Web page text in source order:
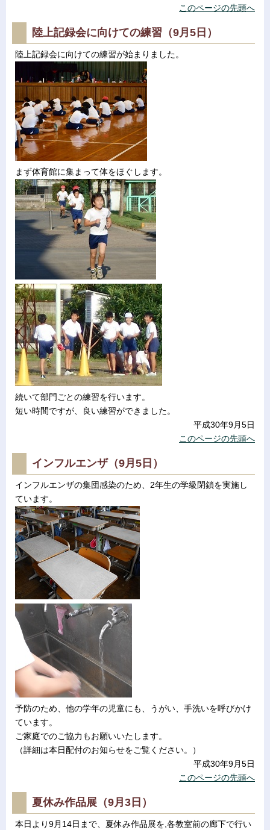
このページの先頭へ
陸上記録会に向けての練習（9月5日）
陸上記録会に向けての練習が始まりました。
まず体育館に集まって体をほぐします。
続いて部門ごとの練習を行います。
短い時間ですが、良い練習ができました。
平成30年9月5日
このページの先頭へ
インフルエンザ（9月5日）
インフルエンザの集団感染のため、2年生の学級閉鎖を実施し
ています。
予防のため、他の学年の児童にも、うがい、手洗いを呼びかけ
ています。
ご家庭でのご協力もお願いいたします。
（詳細は本日配付のお知らせをご覧ください。）
平成30年9月5日
このページの先頭へ
夏休み作品展（9月3日）
本日より9月14日まで、夏休み作品展を,各教室前の廊下で行い